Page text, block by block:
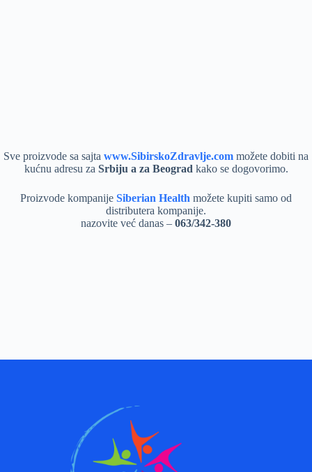
Sve proizvode sa sajta www.SibirskoZdravlje.com možete dobiti na
kućnu adresu za Srbiju a za Beograd kako se dogovorimo.
Proizvode kompanije Siberian Health možete kupiti samo od
distributera kompanije.
nazovite već danas – 063/342-380